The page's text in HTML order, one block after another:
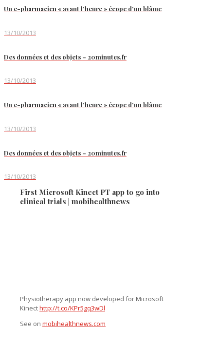
Un e-pharmacien « avant l’heure » écope d’un blâme
13/10/2013
Des données et des objets – 20minutes.fr
13/10/2013
Un e-pharmacien « avant l’heure » écope d’un blâme
13/10/2013
Des données et des objets – 20minutes.fr
13/10/2013
First Microsoft Kinect PT app to go into
clinical trials | mobihealthnews
Physiotherapy app now developed for Microsoft
Kinecthttp://t.co/KPr5gq3wDl
See on mobihealthnews.com